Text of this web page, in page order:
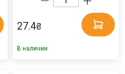
27.4₴
В наличии